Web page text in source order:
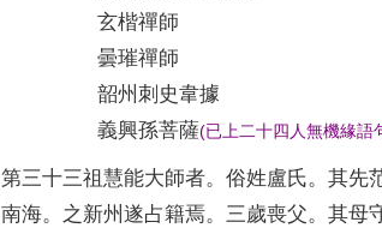
玄楷禪師
曇璀禪師
韶州刺史韋據
義興孫菩薩(已上二十四人無機緣語
第三十三祖慧能大師者。 俗姓盧氏。 其先
南海。 之新州遂占籍焉。 三歲喪父。 其母